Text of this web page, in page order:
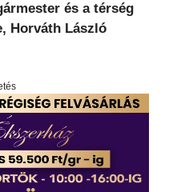
és a térség
Horváth László